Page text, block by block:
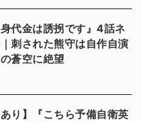
代金は誘拐です』4話ネ
刺された熊守は自作自演
蒼空に絶望
あり】『こちら予備自衛英